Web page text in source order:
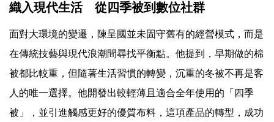
織入現代生活 從四季被到數位社群
面對大環境的變遷，陳呈國並未固守舊有的經營模式，而是
在傳統技藝與現代浪潮間尋找平衡點。他提到，早期做的棉
被都比較重，但隨著生活習慣的轉變，沉重的冬被不再是客
人的唯一選擇。他開發出較輕薄且適合全年使用的「四季
被」，並引進觸感更好的優質布料，這項產品的轉型，成功